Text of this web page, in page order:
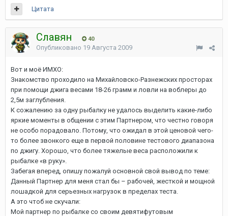
Цитата
Славян 40
Опубликовано 19 Августа 2009
Вот и моё ИМХО:
Знакомство проходило на Михайловско-Разнежских просторах
при помощи джига весами 18-26 грамм и ловли на воблеры до
2,5м заглубления.
К сожалению за одну рыбалку не удалось выделить какие-либо
яркие моменты в общении с этим Партнером, что честно говоря
не особо порадовало. Потому, что ожидал в этой ценовой чего-
то более звонкого еще в первой половине тестового диапазона
по джигу. Хорошо, что более тяжелые веса расположили к
рыбалке «в руку».
Забегая вперед, опишу пожалуй основной свой вывод по теме:
Данный Партнер для меня стал бы – рабочей, жесткой и мощной
лошадкой для серьезных нагрузок в пределах теста.
А это чтоб не скучали:
Мой партнер по рыбалке со своим девятифутовым